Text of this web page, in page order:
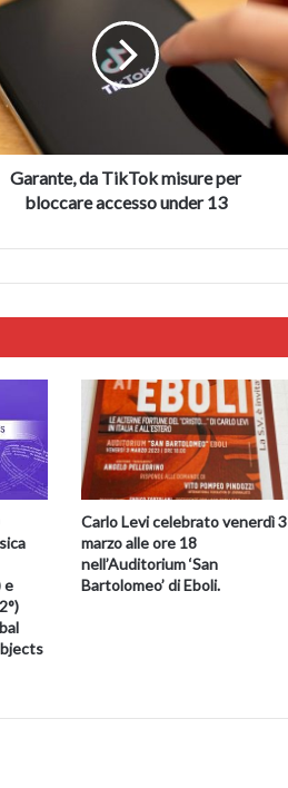
Garante, da TikTok misure per
bloccare accesso under 13
e
Carlo Levi celebrato venerdì 3
marzo alle ore 18
nell’Auditorium ‘San
Bartolomeo’ di Eboli.